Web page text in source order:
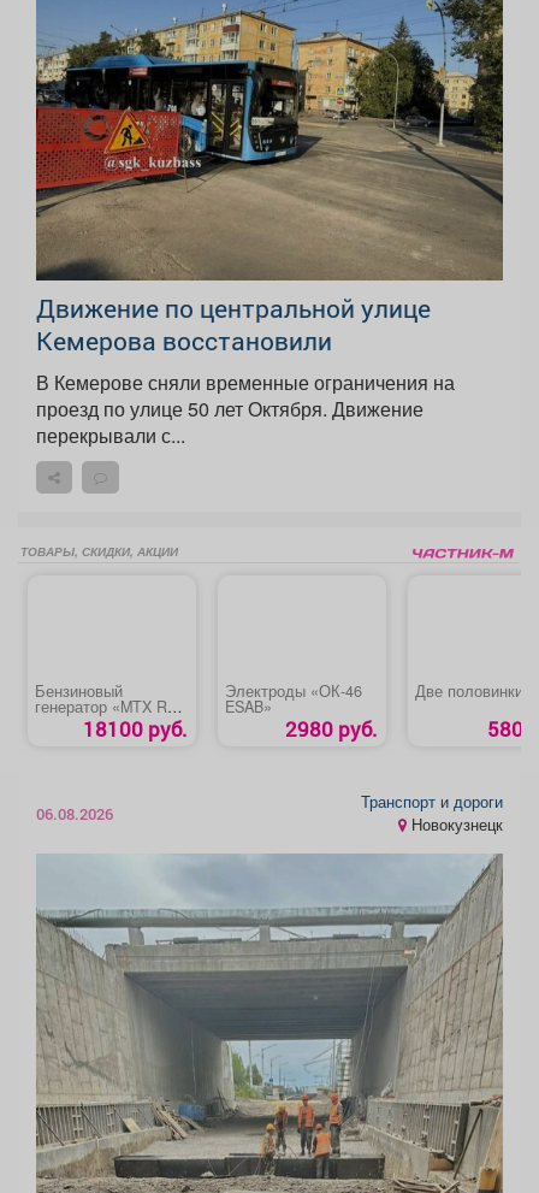
Движение по центральной улице
Кемерова восстановили
В Кемерове сняли временные ограничения на
проезд по улице 50 лет Октября. Движение
перекрывали с...
ТОВАРЫ, СКИДКИ, АКЦИИ
Бензиновый
генератор «MTX RS-
3500» 18100 руб.
Электроды «ОК-46
ESAB»
2980 руб.
Две половинки
580
06.08.2026
Транспорт и дороги
Новокузнецк